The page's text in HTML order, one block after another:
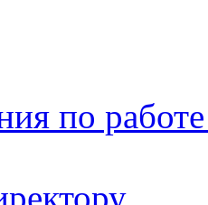
по работе